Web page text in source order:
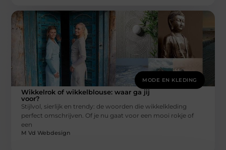
MODE EN KLEDING
Wikkelrok of wikkelblouse: waar ga jij
voor?
Stijlvol, sierlijk en trendy: de woorden die wikkelkleding
perfect omschrijven. Of je nu gaat voor een mooi rokje of
een
M Vd Webdesign